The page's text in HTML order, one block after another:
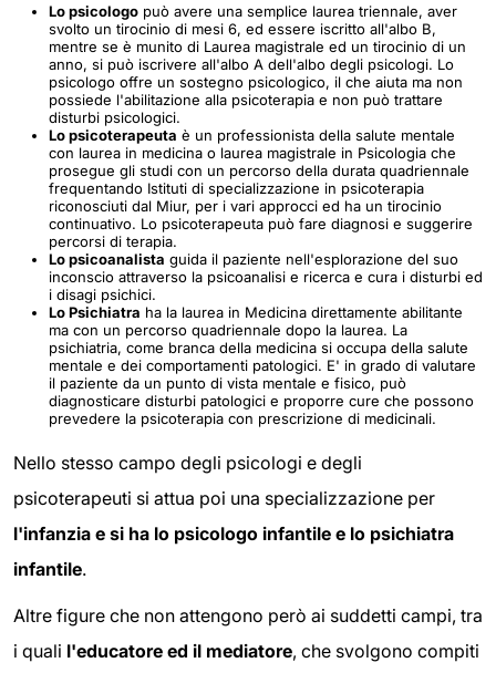
Lo psicologo può avere una semplice laurea triennale, aver
svolto un tirocinio di mesi 6, ed essere iscritto all'albo B,
mentre se è munito di Laurea magistrale ed un tirocinio di un
anno, si può iscrivere all'albo A dell'albo degli psicologi. Lo
psicologo offre un sostegno psicologico, il che aiuta ma non
possiede l'abilitazione alla psicoterapia e non può trattare
disturbi psicologici.
Lo psicoterapeuta è un professionista della salute mentale
con laurea in medicina o laurea magistrale in Psicologia che
prosegue gli studi con un percorso della durata quadriennale
frequentando Istituti di specializzazione in psicoterapia
riconosciuti dal Miur, per i vari approcci ed ha un tirocinio
continuativo. Lo psicoterapeuta può fare diagnosi e suggerire
percorsi di terapia.
Lo psicoanalista guida il paziente nell'esplorazione del suo
inconscio attraverso la psicoanalisi e ricerca e cura i disturbi ed
i disagi psichici.
Lo Psichiatra ha la laurea in Medicina direttamente abilitante
ma con un percorso quadriennale dopo la laurea. La
psichiatria, come branca della medicina si occupa della salute
mentale e dei comportamenti patologici. E' in grado di valutare
il paziente da un punto di vista mentale e fisico, può
diagnosticare disturbi patologici e proporre cure che possono
prevedere la psicoterapia con prescrizione di medicinali.
Nello stesso campo degli psicologi e degli
psicoterapeuti si attua poi una specializzazione per
l'infanzia e si ha lo psicologo infantile e lo psichiatra
infantile.
Altre figure che non attengono però ai suddetti campi, tra
i quali l'educatore ed il mediatore, che svolgono compiti